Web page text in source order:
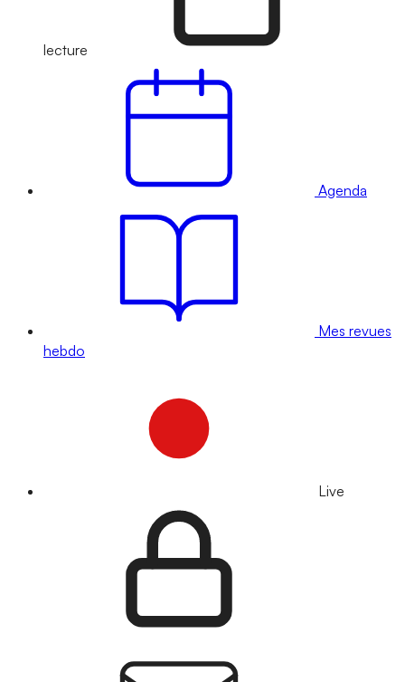
lecture
Agenda
Mes revues
hebdo
Live